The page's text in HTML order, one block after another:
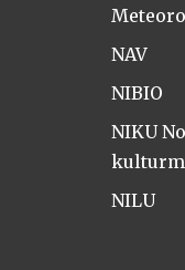
NAV
NIBIO
NIKU
NILU